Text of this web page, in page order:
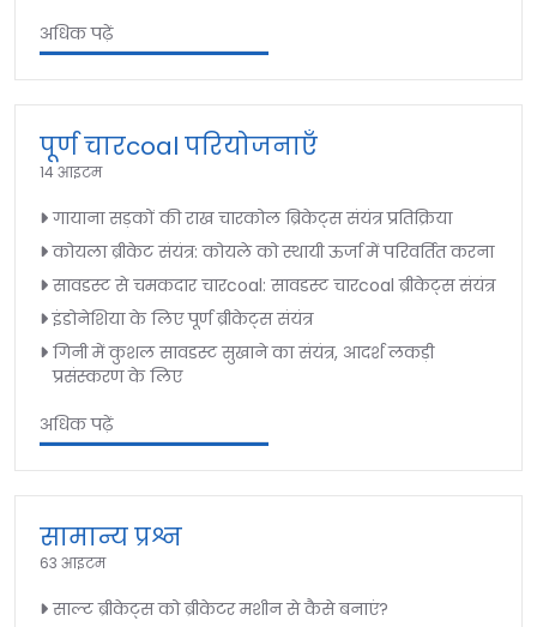
अधिक पढ़ें
पूर्ण चारcoal परियोजनाएँ
14 आइटम
गायाना सड़कों की राख चारकोल ब्रिकेट्स संयंत्र प्रतिक्रिया
कोयला ब्रीकेट संयंत्र: कोयले को स्थायी ऊर्जा में परिवर्तित करना
सावडस्ट से चमकदार चारcoal: सावडस्ट चारcoal ब्रीकेट्स संयंत्र
इंडोनेशिया के लिए पूर्ण ब्रीकेट्स संयंत्र
गिनी में कुशल सावडस्ट सुखाने का संयंत्र, आदर्श लकड़ी
प्रसंस्करण के लिए
अधिक पढ़ें
सामान्य प्रश्न
63 आइटम
साल्ट ब्रीकेट्स को ब्रीकेटर मशीन से कैसे बनाएं?